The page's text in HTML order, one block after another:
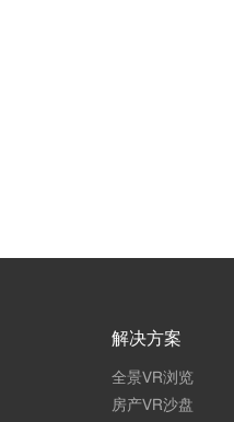
解决方案
全景VR浏览
房产VR沙盘